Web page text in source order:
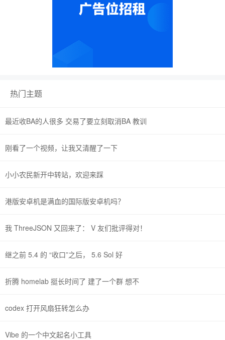
热门主题
最近收BA的人很多 交易了要立刻取消BA 教训
刚看了一个视频，让我又清醒了一下
小小农民新开中转站，欢迎来踩
港版安卓机是满血的国际版安卓机吗？
我 ThreeJSON 又回来了： V 友们批评得对！
继之前 5.4 的 “收口”之后， 5.6 Sol 好
折腾 homelab 挺长时间了 建了一个群 想不
codex 打开风扇狂转怎么办
Vibe 的一个中文起名小工具